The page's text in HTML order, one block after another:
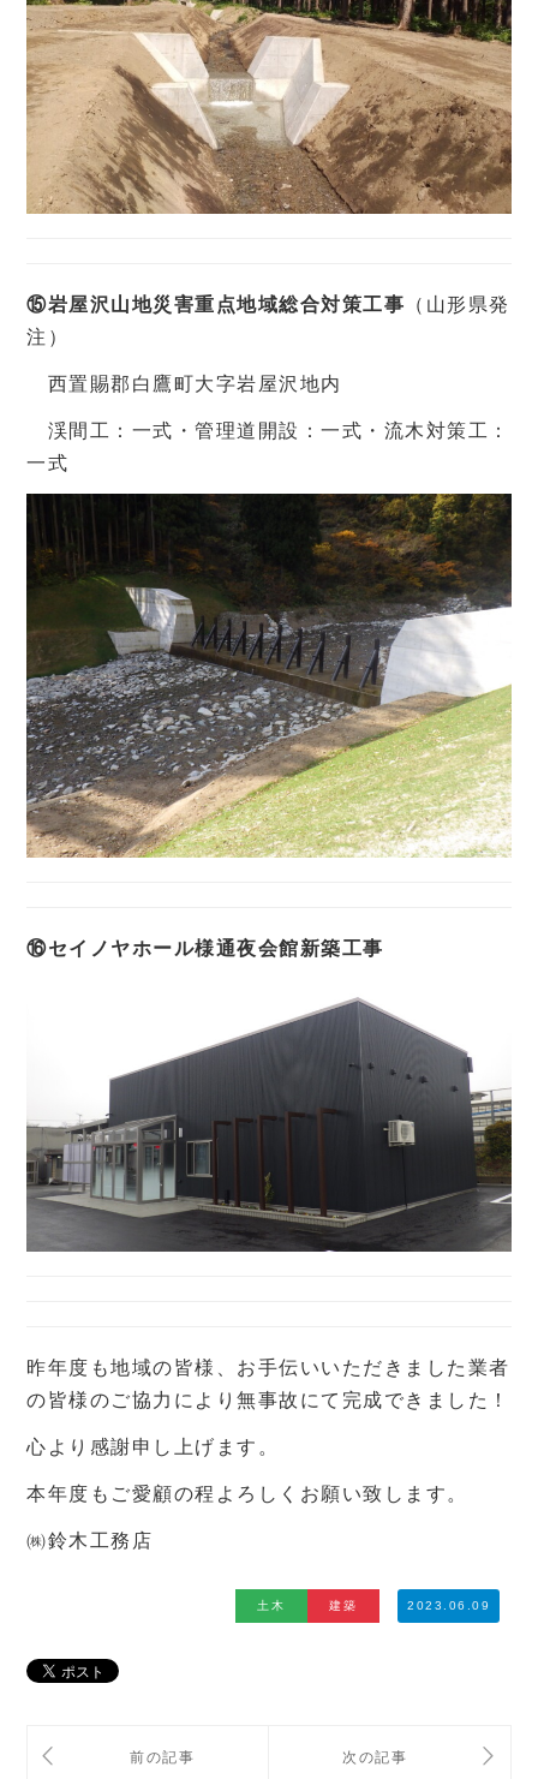
⑮岩屋沢山地災害重点地域総合対策工事 （山形県発
注）
西置賜郡白鷹町大字岩屋沢地内
渓間工：一式・管理道開設：一式・流木対策工：
一式
⑯セイノヤホール様通夜会館新築工事
昨年度も地域の皆様、お手伝いいただきました業者
の皆様のご協力により無事故にて完成できました！
心より感謝申し上げます。
本年度もご愛顧の程よろしくお願い致します。
㈱鈴木工務店
土木 建築 2023.06.09